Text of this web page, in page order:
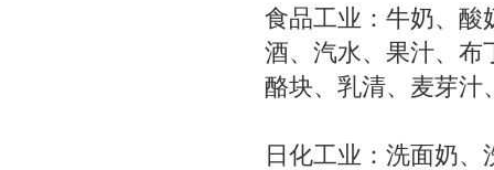
食品工业：牛奶、酸
酒、汽水、果汁、布
酪块、乳清、麦芽汁
日化工业：洗面奶